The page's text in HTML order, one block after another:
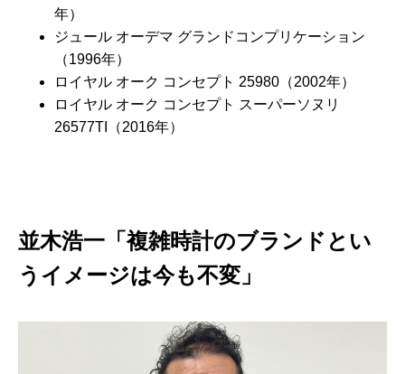
年）
ジュール オーデマ グランドコンプリケーション
（1996年）
ロイヤル オーク コンセプト 25980（2002年）
ロイヤル オーク コンセプト スーパーソヌリ
26577TI（2016年）
並木浩一「複雑時計のブランドとい
うイメージは今も不変」